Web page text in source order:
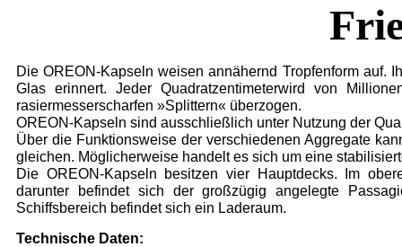
Die OREON-Kapseln weisen annähernd Tropfenform auf.
Glas erinnert. Jeder Quadratzentimeterwird von
rasiermesserscharfen »Splittern« überzogen.
OREON-Kapseln sind ausschließlich unter Nutzung der
Über die Funktionsweise der verschiedenen Aggregate
gleichen. Möglicherweise handelt es sich um eine
Die OREON-Kapseln besitzen vier Hauptdecks. Im
darunter befindet sich der großzügig angelegte
Schiffsbereich befindet sich ein Laderaum.
Technische Daten: